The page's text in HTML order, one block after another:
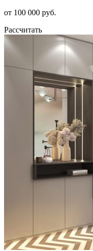
от 100 000 руб.
Рассчитать